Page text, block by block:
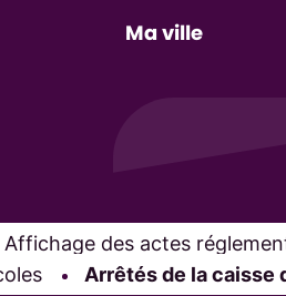
Ma ville
Affichage des actes
Page active :
Arrêtés de la caisse